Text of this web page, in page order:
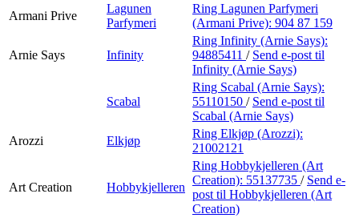
Armani Prive
Lagunen
Parfymeri
Ring Lagunen Parfymeri
(Armani Prive): 904 87 159
Arnie Says Infinity
Ring Infinity (Arnie Says):
94885411 / Send e-post til
Infinity (Arnie Says)
Scabal
Ring Scabal (Arnie Says):
55110150 / Send e-post til
Scabal (Arnie Says)
Arozzi
Elkjøp
Ring Elkjøp (Arozzi):
21002121
Art Creation Hobbykjelleren
Ring Hobbykjelleren (Art
Creation): 55137735 / Send e-
post til Hobbykjelleren (Art
Creation)